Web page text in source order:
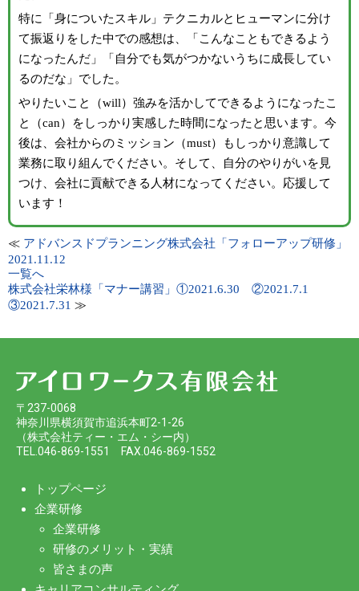
特に「身についたスキル」テクニカルとヒューマンに分け
て振返りをした中での感想は、「こんなこともできるよう
になったんだ」「自分でも気がつかないうちに成長してい
るのだな」でした。
やりたいこと（will）強みを活かしてできるようになったこ
と（can）をしっかり実感した時間になったと思います。今
後は、会社からのミッション（must）もしっかり意識して
業務に取り組んでください。そして、自分のやりがいを見
つけ、会社に貢献できる人材になってください。応援して
います！
≪ アドバンスドプランニング株式会社「フォローアップ研修」
2021.11.12
一覧へ
株式会社栄林様「マナー講習」①2021.6.30 ②2021.7.1
③2021.7.31 ≫
〒237-0068
神奈川県横須賀市追浜本町2-1-26
（株式会社ティー・エム・シー内）
TEL.046-869-1551 FAX.046-869-1552
トップページ
企業研修
企業研修
研修のメリット・実績
皆さまの声